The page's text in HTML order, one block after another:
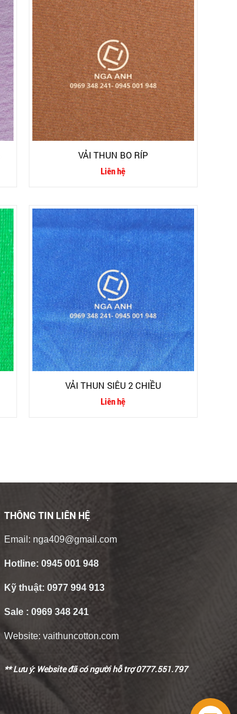
VẢI THUN BO RÍP
Liên hệ
VẢI THUN SIÊU 2 CHIỀU
Liên hệ
THÔNG TIN LIÊN HỆ
Email: nga409@gmail.com
Hotline: 0945 001 948
Kỹ thuật: 0977 994 913
Sale : 0969 348 241
Website: vaithuncotton.com
** Lưu ý: Website đã có người hỗ trợ 0777.551.797